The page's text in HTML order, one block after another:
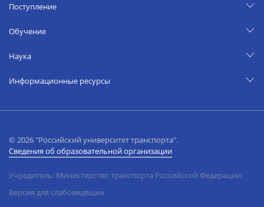
Поступление
Обучение
Наука
Информационные ресурсы
© 2026 "Российский университет транспорта".
Сведения об образовательной организации
Учредитель: Министерство транспорта Российской Федерации
Версия для слабовидящих